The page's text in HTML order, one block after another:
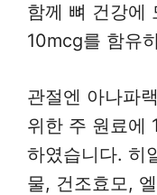
함께 뼈 건강에
10mcg를 함유
관절엔 아나파
위한 주 원료에
하였습니다. 히
물, 건조효모,